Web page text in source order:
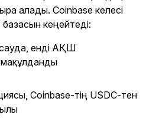
алады. Coinbase келесі
базасын кеңейтеді:
сауда, енді АҚШ
Coinbase-тің USDC-тен